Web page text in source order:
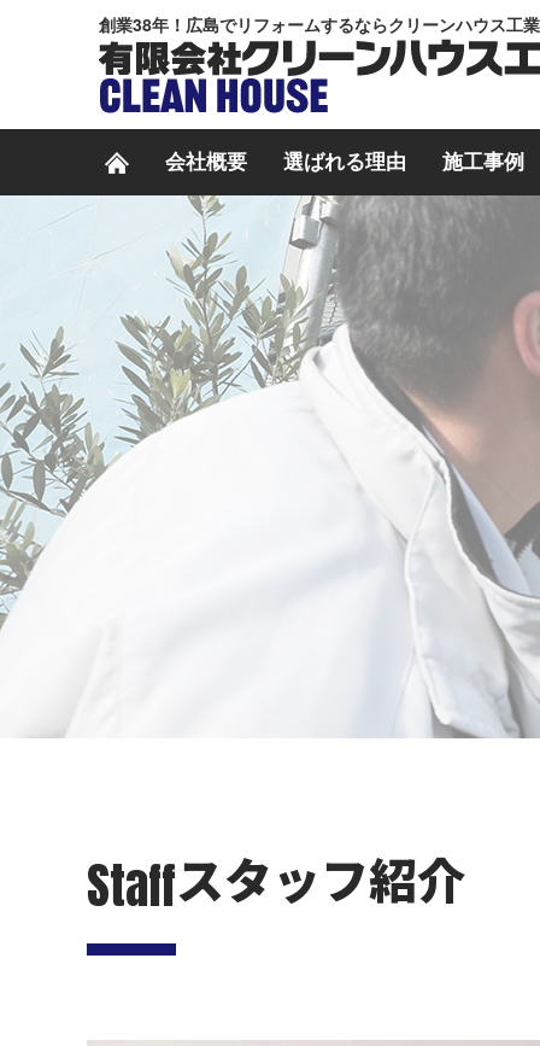
創業38年！広島でリフォームするならクリーンハウス工
会社概要 選ばれる理由 施工事例
Staffスタッフ紹介